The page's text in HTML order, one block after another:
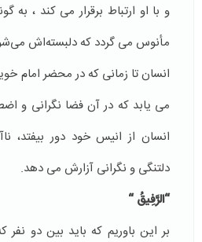
و با او ارتباط برقرار مى كند ،
مأنوس مى گردد كه دلبسته‌اش
انسان تا زمانى كه در محضر امام
مى يابد كه در آن فضا نگرانى و
انسان از انيس خود دور بيفتد،
دلتنگى و نگرانى آزارش مى دهد.
“الرَّفِيقُ “
بر اين باوريم كه بايد بين دو